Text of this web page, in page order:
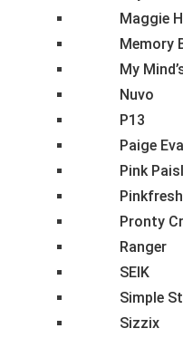
Maggie
Memory
My
Nuvo
P13
Paige
Pink
Pronty
Ranger
SEIK
Simple
Sizzix